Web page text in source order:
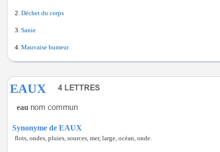
Déchet du corps
Sanie
Mauvaise humeur
EAUX
eau
Synonyme de EAUX
flots, ondes, pluies, sources, mer, large, océan, onde.